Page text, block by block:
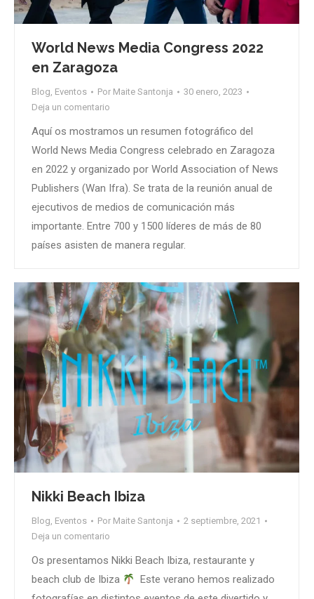
World News Media Congress 2022
en Zaragoza
Blog Eventos Por Maite Santonja
30 enero, 2023
Deja un comentario
Aquí os mostramos un resumen fotográfico del
World News Media Congress celebrado en Zaragoza
en 2022 y organizado por World Association of News
Publishers (Wan Ifra). Se trata de la reunión anual de
ejecutivos de medios de comunicación más
importante. Entre 700 y 1500 líderes de más de 80
países asisten de manera regular.
Nikki Beach Ibiza
Blog, Eventos Por Maite Santonja
2 septiembre, 2021
Deja un comentario
Os presentamos Nikki Beach Ibiza, restaurante y
beach club de Ibiza
Este verano hemos realizado